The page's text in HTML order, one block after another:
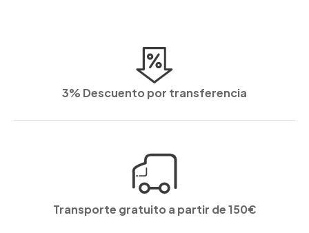
3% Descuento por transferencia
Transporte gratuito a partir de 150€